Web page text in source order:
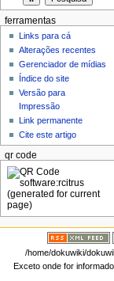
ferramentas
Links para cá
Alterações recentes
Gerenciador de mídias
Índice do site
Versão para
Impressão
Link permanente
Cite este artigo
qr code
/home/dokuwiki/
Exceto onde for